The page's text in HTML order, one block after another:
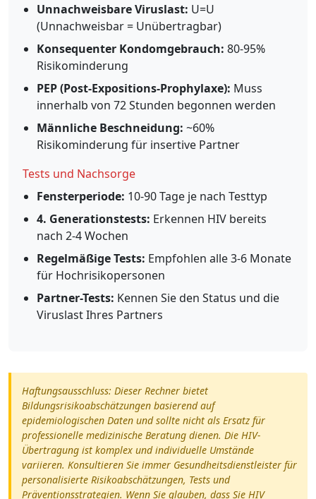
Unnachweisbare Viruslast: U=U
(Unnachweisbar = Unübertragbar)
Konsequenter Kondomgebrauch: 80-95%
Risikominderung
PEP (Post-Expositions-Prophylaxe): Muss
innerhalb von 72 Stunden begonnen werden
Männliche Beschneidung: ~60%
Risikominderung für insertive Partner
Tests und Nachsorge
Fensterperiode: 10-90 Tage je nach Testtyp
4. Generationstests: Erkennen HIV bereits
nach 2-4 Wochen
Regelmäßige Tests: Empfohlen alle 3-6 Monate
für Hochrisikopersonen
Partner-Tests: Kennen Sie den Status und die
Viruslast Ihres Partners
Haftungsausschluss: Dieser Rechner bietet
Bildungsrisikoabschätzungen basierend auf
epidemiologischen Daten und sollte nicht als Ersatz für
professionelle medizinische Beratung dienen. Die HIV-
Übertragung ist komplex und individuelle Umstände
variieren. Konsultieren Sie immer Gesundheitsdienstleister für
personalisierte Risikoabschätzungen, Tests und
Präventionsstrategien. Wenn Sie glauben, dass Sie HIV